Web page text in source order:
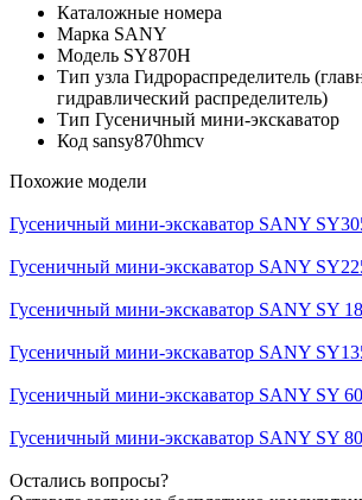
Каталожные номера
Марка SANY
Модель SY870H
Тип узла Гидрораспределитель
гидравлический распределитель)
Тип Гусеничный мини-экскаватор
Код sansy870hmcv
Похожие модели
Гусеничный мини-экскаватор SANY
Гусеничный мини-экскаватор SANY
Гусеничный мини-экскаватор SANY SY
Гусеничный мини-экскаватор SANY
Гусеничный мини-экскаватор SANY SY
Гусеничный мини-экскаватор SANY SY
Остались вопросы?